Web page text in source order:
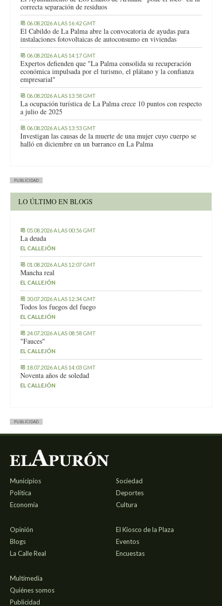
correcta separación de residuos
06.08.2026 A LAS 16:42 GMT
El Cabildo de La Palma abre la convocatoria de ayudas para
instalaciones fotovoltaicas de autoconsumo en viviendas
06.08.2026 A LAS 14:17 GMT
Expertos defienden que "La Palma consolida su recuperación
económica impulsada por el turismo, el plátano y la confianza
empresarial"
06.08.2026 A LAS 13:58 GMT
La ocupación turística de La Palma crece 10 puntos con respecto
a julio de 2025
06.08.2026 A LAS 13:53 GMT
Investigan las causas de la muerte de una mujer cuyo cuerpo se
halló en diciembre en un barranco en La Palma
PUBLICIDAD
LO ÚLTIMO EN BLOGS
05.08.2026 A LAS 00:56 GMT
La deuda
EL CALLEJÓN
01.08.2026 A LAS 12:07 GMT
Mancha real
EL CALLEJÓN
30.07.2026 A LAS 12:34 GMT
Todos los fuegos del fuego
EL CALLEJÓN
24.07.2026 A LAS 08:58 GMT
"Fauces"
EL CALLEJÓN
18.07.2026 A LAS 14:03 GMT
Noventa años de soledad
EL CALLEJÓN
PUBLICIDAD
Municipios
Política
Economía
Sociedad
Deportes
Cultura
Opinión
Blogs
La Calle Real
El Kiosco de la Plaza
Eventos
Encuestas
Multimedia
Quiénes somos
Publicidad